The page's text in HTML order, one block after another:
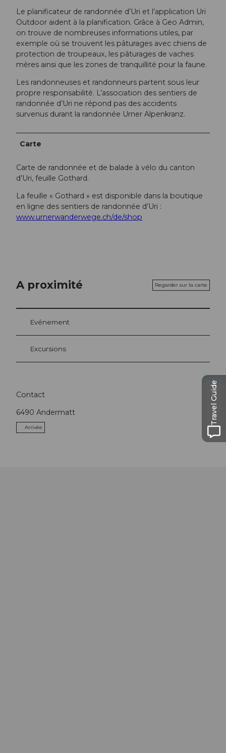
Le planificateur de randonnée d’Uri et l’application Uri
Outdoor aident à la planification. Grâce à Geo Admin,
on trouve de nombreuses informations utiles, par
exemple où se trouvent les pâturages avec chiens de
protection de troupeaux, les pâturages de vaches
mères ainsi que les zones de tranquillité pour la faune.
Les randonneuses et randonneurs partent sous leur
propre responsabilité. L’association des sentiers de
randonnée d’Uri ne répond pas des accidents
survenus durant la randonnée Urner Alpenkranz.
Carte
Carte de randonnée et de balade à vélo du canton
d’Uri, feuille Gothard.
La feuille « Gothard » est disponible dans la boutique
en ligne des sentiers de randonnée d’Uri :
www.urnerwanderwege.ch/de/shop
A proximité Regarder sur la carte
Evénement
Excursions
Contact
6490 Andermatt
Arrivée
Travel Guide